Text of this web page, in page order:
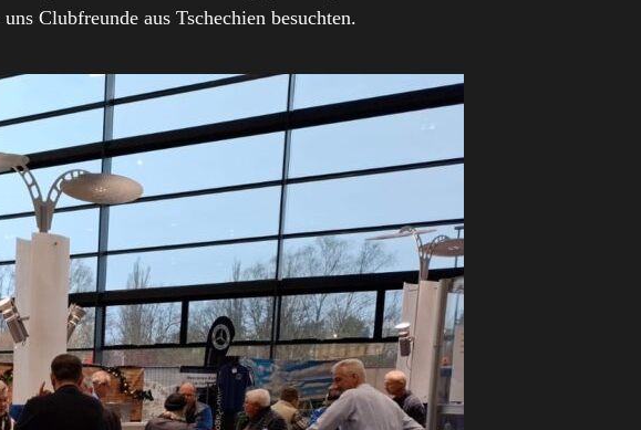
Clubfreunde aus Tschechien besuchten.